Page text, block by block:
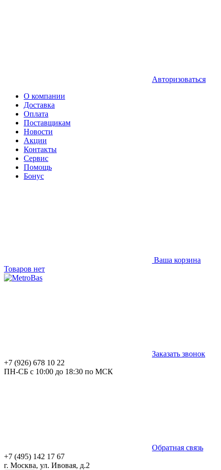
Авторизоваться
О компании
Доставка
Оплата
Поставщикам
Новости
Акции
Контакты
Сервис
Помощь
Бонус
Ваша корзина
Товаров нет
Заказать звонок
+7 (926) 678 10 22
ПН-СБ с 10:00 до 18:30 по МСК
Обратная связь
+7 (495) 142 17 67
г. Москва, ул. Ивовая, д.2